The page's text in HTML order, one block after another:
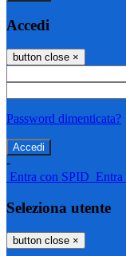
Accedi
button close ×
Password dimenticata?
-
Entra con SPID Entra
Seleziona utente
button close ×